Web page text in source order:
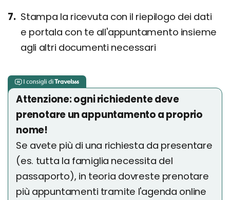
Stampa la ricevuta con il riepilogo dei dati
e portala con te all'appuntamento insieme
agli altri documenti necessari
Attenzione: ogni richiedente deve
prenotare un appuntamento a proprio
nome!
Se avete più di una richiesta da presentare
(es. tutta la famiglia necessita del
passaporto), in teoria dovreste prenotare
più appuntamenti tramite l'agenda online